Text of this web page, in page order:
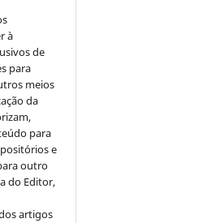
à
de
para
meios
da
para
e
outro
do Editor,
artigos